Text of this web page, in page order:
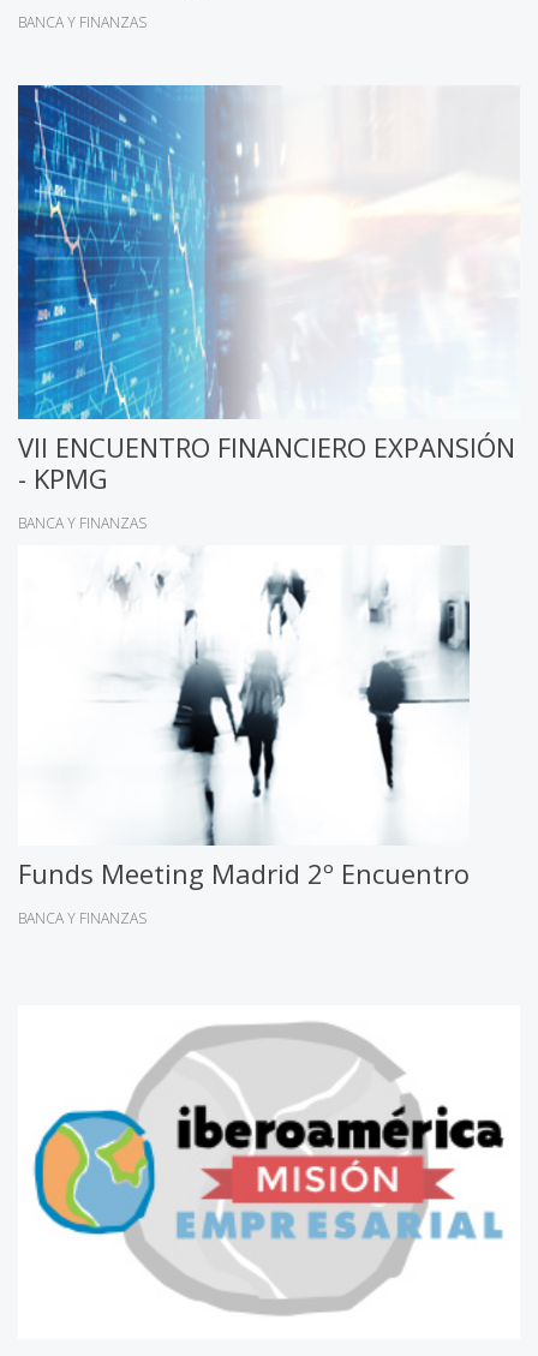
BANCA Y FINANZAS
VII ENCUENTRO FINANCIERO EXPANSIÓN
- KPMG
BANCA Y FINANZAS
Funds Meeting Madrid 2º Encuentro
BANCA Y FINANZAS